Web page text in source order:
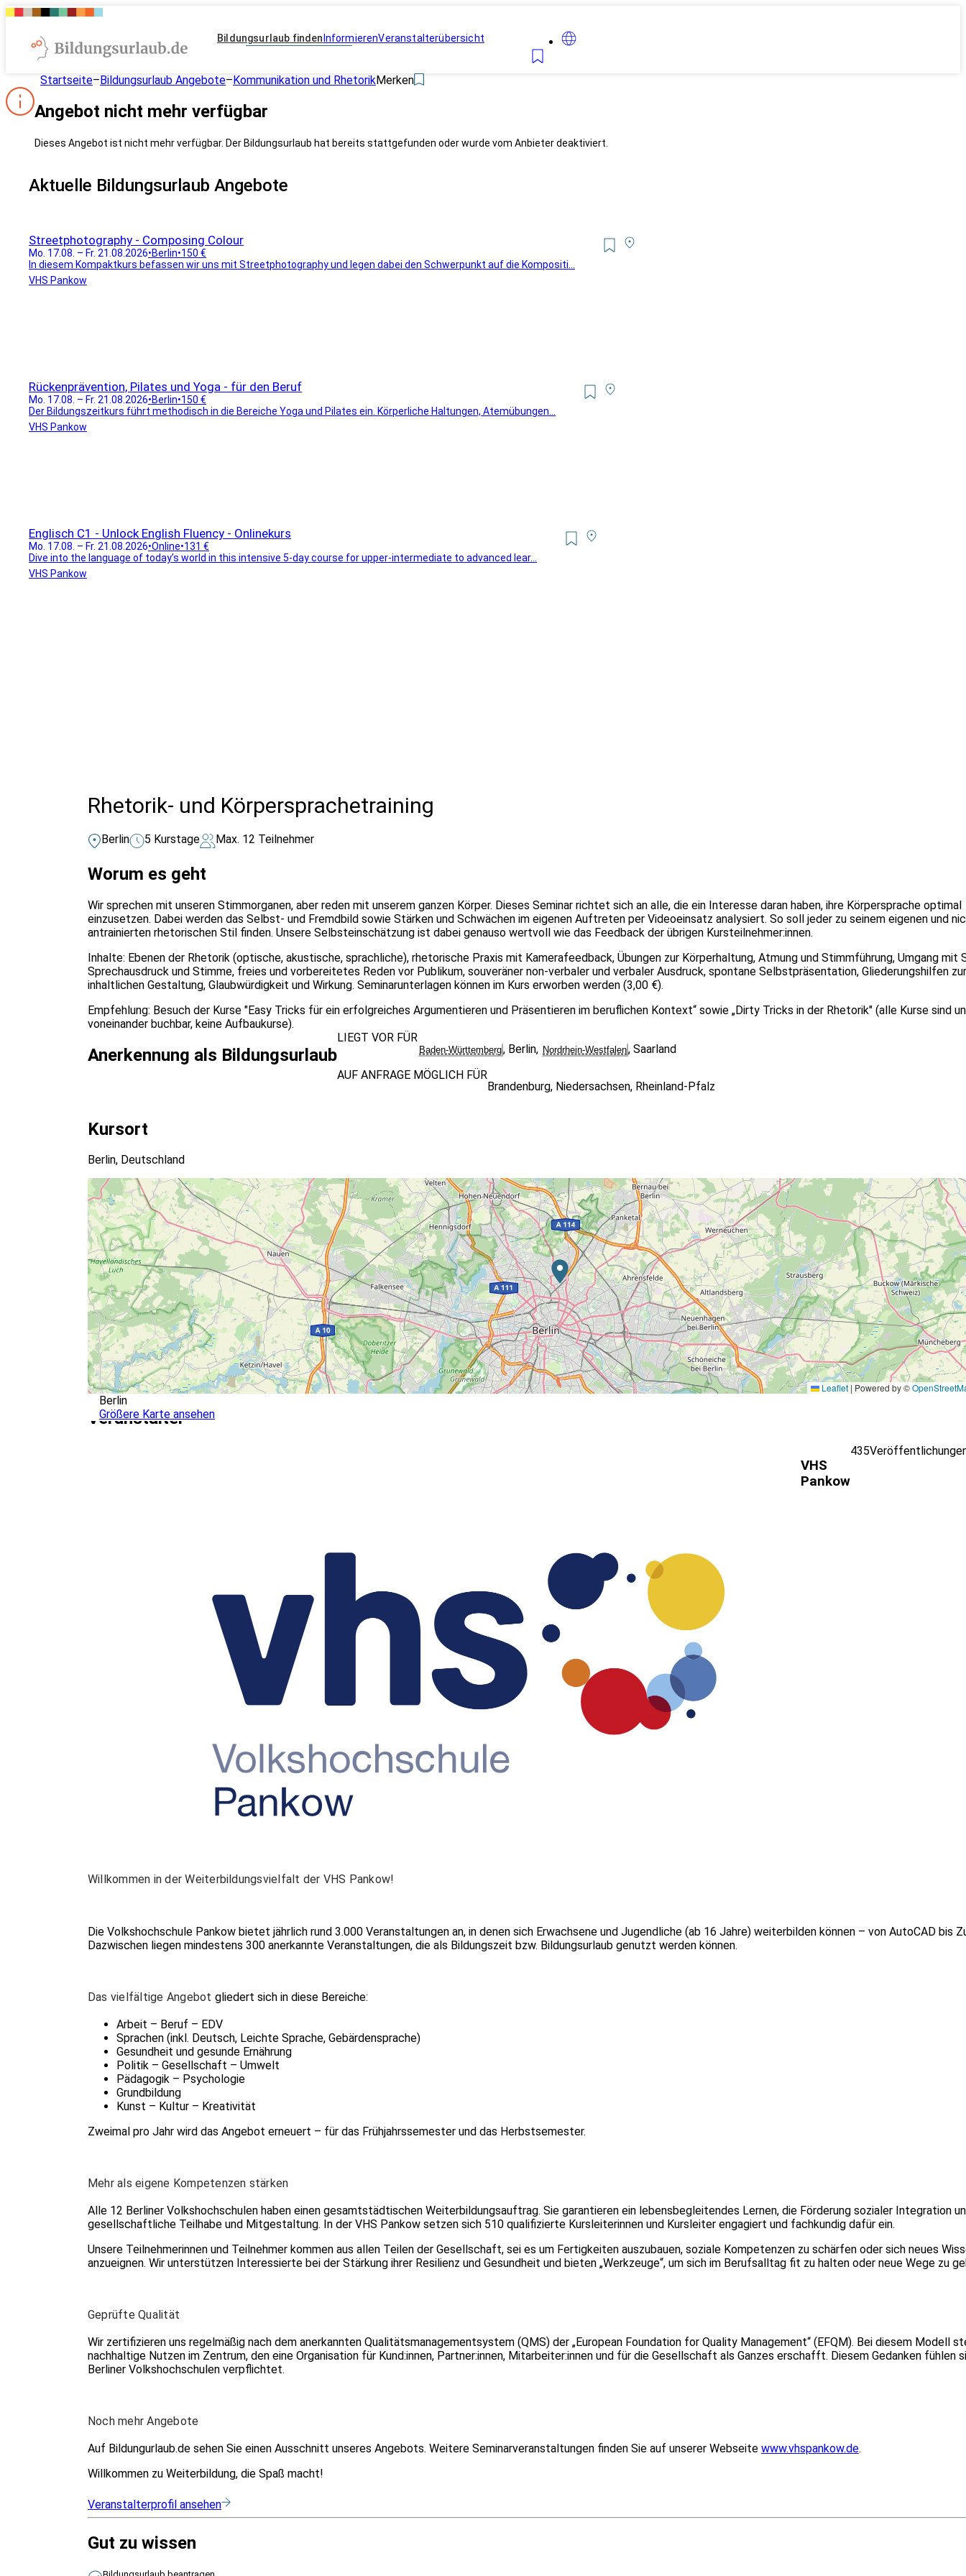
Bildungsurlaub finden InformierenVeranstalterübersicht
Startseite–Bildungsurlaub Angebote–Kommunikation und RhetorikMerken
Angebot nicht mehr verfügbar
Dieses Angebot ist nicht mehr verfügbar. Der Bildungsurlaub hat bereits stattgefunden oder wurde vom Anbieter deaktiviert.
Aktuelle Bildungsurlaub Angebote
Streetphotography - Composing Colour
Mo. 17.08. – Fr. 21.08.2026•Berlin•150 €
In diesem Kompaktkurs befassen wir uns mit Streetphotography und legen dabei den Schwerpunkt auf die Kompositi...
VHS Pankow
Rückenprävention, Pilates und Yoga - für den Beruf
Mo. 17.08. – Fr. 21.08.2026•Berlin•150 €
Der Bildungszeitkurs führt methodisch in die Bereiche Yoga und Pilates ein. Körperliche Haltungen, Atemübungen...
VHS Pankow
Englisch C1 - Unlock English Fluency - Onlinekurs
Mo. 17.08. – Fr. 21.08.2026•Online•131 €
Dive into the language of today’s world in this intensive 5-day course for upper-intermediate to advanced lear...
VHS Pankow
Rhetorik- und Körpersprachetraining
Berlin 5 Kurstage Max. 12 Teilnehmer
Worum es geht
Wir sprechen mit unseren Stimmorganen, aber reden mit unserem ganzen Körper. Dieses Seminar richtet sich an alle, die ein Interesse daran haben, ihre Körpersprache optimal
einzusetzen. Dabei werden das Selbst- und Fremdbild sowie Stärken und Schwächen im eigenen Auftreten per Videoeinsatz analysiert. So soll jeder zu seinem eigenen und
antrainierten rhetorischen Stil finden. Unsere Selbsteinschätzung ist dabei genauso wertvoll wie das Feedback der übrigen Kursteilnehmer:innen.
Inhalte: Ebenen der Rhetorik (optische, akustische, sprachliche), rhetorische Praxis mit Kamerafeedback, Übungen zur Körperhaltung, Atmung und Stimmführung, Umgang mit
Sprechausdruck und Stimme, freies und vorbereitetes Reden vor Publikum, souveräner non-verbaler und verbaler Ausdruck, spontane Selbstpräsentation, Gliederungshilfen zur
inhaltlichen Gestaltung, Glaubwürdigkeit und Wirkung. Seminarunterlagen können im Kurs erworben werden (3,00 €).
Empfehlung: Besuch der Kurse "Easy Tricks für ein erfolgreiches Argumentieren und Präsentieren im beruflichen Kontext“ sowie „Dirty Tricks in der Rhetorik" (alle Kurse sind
voneinander buchbar, keine Aufbaukurse).
Anerkennung als Bildungsurlaub
LIEGT VOR FÜR
Baden-Württemberg, Berlin, Nordrhein-Westfalen, Saarland
AUF ANFRAGE MÖGLICH FÜR
Brandenburg, Niedersachsen, Rheinland-Pfalz
Kursort
Berlin, Deutschland
Leaflet | Powered by ©
Berlin
Größere Karte ansehen
Veranstalter
VHS
Pankow
435
Willkommen in der Weiterbildungsvielfalt der VHS Pankow!
Die Volkshochschule Pankow bietet jährlich rund 3.000 Veranstaltungen an, in denen sich Erwachsene und Jugendliche (ab 16 Jahre) weiterbilden können – von AutoCAD bis
Dazwischen liegen mindestens 300 anerkannte Veranstaltungen, die als Bildungszeit bzw. Bildungsurlaub genutzt werden können.
Das vielfältige Angebot gliedert sich in diese Bereiche:
Arbeit – Beruf – EDV
Sprachen (inkl. Deutsch, Leichte Sprache, Gebärdensprache)
Gesundheit und gesunde Ernährung
Politik – Gesellschaft – Umwelt
Pädagogik – Psychologie
Grundbildung
Kunst – Kultur – Kreativität
Zweimal pro Jahr wird das Angebot erneuert – für das Frühjahrssemester und das Herbstsemester.
Mehr als eigene Kompetenzen stärken
Alle 12 Berliner Volkshochschulen haben einen gesamtstädtischen Weiterbildungsauftrag. Sie garantieren ein lebensbegleitendes Lernen, die Förderung sozialer Integration
gesellschaftliche Teilhabe und Mitgestaltung. In der VHS Pankow setzen sich 510 qualifizierte Kursleiterinnen und Kursleiter engagiert und fachkundig dafür ein.
Unsere Teilnehmerinnen und Teilnehmer kommen aus allen Teilen der Gesellschaft, sei es um Fertigkeiten auszubauen, soziale Kompetenzen zu schärfen oder sich neues
anzueignen. Wir unterstützen Interessierte bei der Stärkung ihrer Resilienz und Gesundheit und bieten „Werkzeuge“, um sich im Berufsalltag fit zu halten oder neue Wege zu
Geprüfte Qualität
Wir zertifizieren uns regelmäßig nach dem anerkannten Qualitätsmanagementsystem (QMS) der „European Foundation for Quality Management“ (EFQM). Bei diesem Modell
nachhaltige Nutzen im Zentrum, den eine Organisation für Kund:innen, Partner:innen, Mitarbeiter:innen und für die Gesellschaft als Ganzes erschafft. Diesem Gedanken fühlen
Berliner Volkshochschulen verpflichtet.
Noch mehr Angebote
Auf Bildungurlaub.de sehen Sie einen Ausschnitt unseres Angebots. Weitere Seminarveranstaltungen finden Sie auf unserer Webseite www.vhspankow.de.
Willkommen zu Weiterbildung, die Spaß macht!
Veranstalterprofil ansehen
Gut zu wissen